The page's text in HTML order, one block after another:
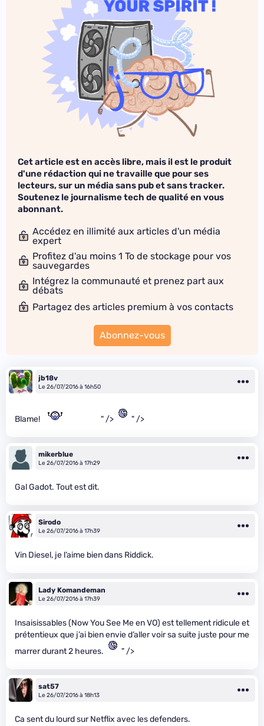
Cet article est en accès libre, mais il est le produit
d'une rédaction qui ne travaille que pour ses
lecteurs, sur un média sans pub et sans tracker.
Soutenez le journalisme tech de qualité en vous
abonnant.
Accédez en illimité aux articles d'un média
expert
Profitez d'au moins 1 To de stockage pour vos
sauvegardes
Intégrez la communauté et prenez part aux
débats
Partagez des articles premium à vos contacts
Abonnez-vous
jb18v
Le 26/07/2016 à 16h50
Blame! " /> " />
mikerblue
Le 26/07/2016 à 17h29
Gal Gadot. Tout est dit.
Sirodo
Le 26/07/2016 à 17h39
Vin Diesel, je l’aime bien dans Riddick.
Lady Komandeman
Le 26/07/2016 à 17h39
Insaisissables (Now You See Me en VO) est tellement ridicule et
prétentieux que j’ai bien envie d’aller voir sa suite juste pour me
marrer durant 2 heures.
" />
sat57
Le 26/07/2016 à 18h13
Ca sent du lourd sur Netflix avec les defenders.